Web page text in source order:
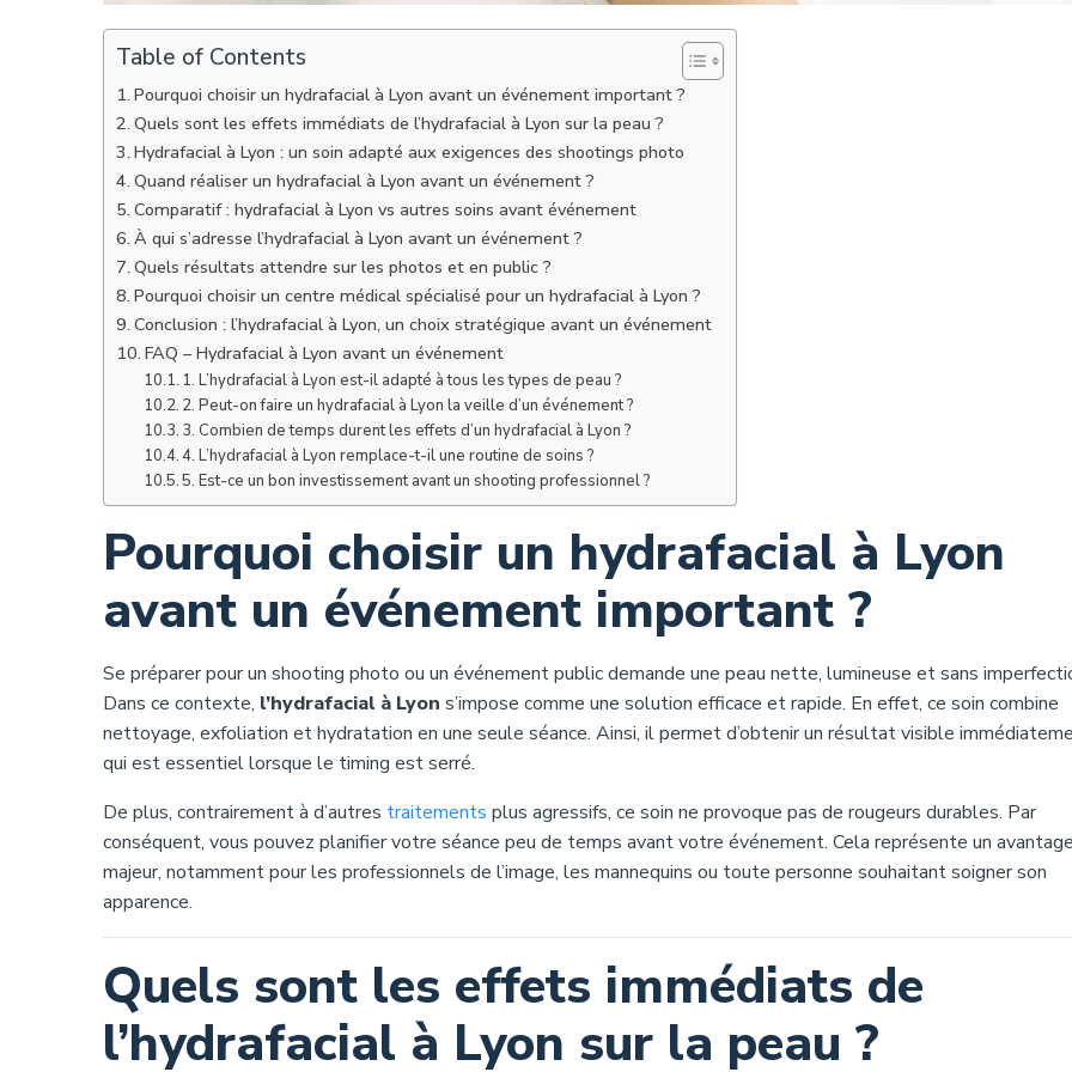
Table of Contents
Pourquoi choisir un hydrafacial à Lyon avant un événement important ?
Quels sont les effets immédiats de l’hydrafacial à Lyon sur la peau ?
Hydrafacial à Lyon : un soin adapté aux exigences des shootings photo
Quand réaliser un hydrafacial à Lyon avant un événement ?
Comparatif : hydrafacial à Lyon vs autres soins avant événement
À qui s’adresse l’hydrafacial à Lyon avant un événement ?
Quels résultats attendre sur les photos et en public ?
Pourquoi choisir un centre médical spécialisé pour un hydrafacial à Lyon ?
Conclusion : l’hydrafacial à Lyon, un choix stratégique avant un événement
FAQ – Hydrafacial à Lyon avant un événement
1. L’hydrafacial à Lyon est-il adapté à tous les types de peau ?
2. Peut-on faire un hydrafacial à Lyon la veille d’un événement ?
3. Combien de temps durent les effets d’un hydrafacial à Lyon ?
4. L’hydrafacial à Lyon remplace-t-il une routine de soins ?
5. Est-ce un bon investissement avant un shooting professionnel ?
Pourquoi choisir un hydrafacial à Lyon
avant un événement important ?
Se préparer pour un shooting photo ou un événement public demande une peau nette, lumineuse et sans
Dans ce contexte, l’hydrafacial à Lyon s’impose comme une solution efficace et rapide. En effet, ce soin combine
nettoyage, exfoliation et hydratation en une seule séance. Ainsi, il permet d’obtenir un résultat visible
qui est essentiel lorsque le timing est serré.
De plus, contrairement à d’autres traitements plus agressifs, ce soin ne provoque pas de rougeurs durables. Par
conséquent, vous pouvez planifier votre séance peu de temps avant votre événement. Cela représente un
majeur, notamment pour les professionnels de l’image, les mannequins ou toute personne souhaitant soigner son
apparence.
Quels sont les effets immédiats de
l’hydrafacial à Lyon sur la peau ?